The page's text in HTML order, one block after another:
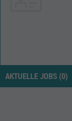
AKTUELLE JOBS (0)